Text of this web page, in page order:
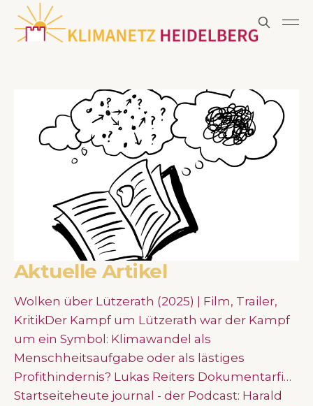
Aktuelle Artikel
Wolken über Lützerath (2025) | Film, Trailer,
KritikDer Kampf um Lützerath war der Kampf
um ein Symbol: Klimawandel als
Menschheitsaufgabe oder als lästiges
Profithindernis? Lukas Reiters Dokumentarfi…
Startseiteheute journal - der Podcast: Harald